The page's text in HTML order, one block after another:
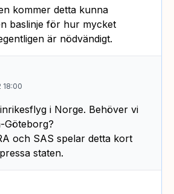
kommer detta kunna
baslinje för hur mycket
är nödvändigt.
i Norge. Behöver vi
Göteborg?
och SAS spelar detta kort
staten.